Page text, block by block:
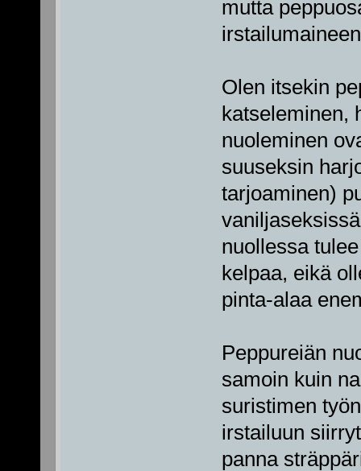
mutta
Olen itsekin
katseleminen,
nuoleminen
suuseksin
tarjoaminen)
nuollessa
kelpaa, eikä
pinta-alaa
Peppureiän
samoin kuin
suristimen
irstailuun
panna